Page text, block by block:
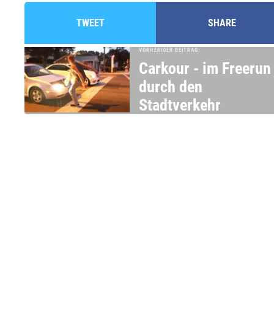
TWEET SHARE
VORHERIGER BEITRAG:
Carkour - im Freerun
durch den
Stadtverkehr